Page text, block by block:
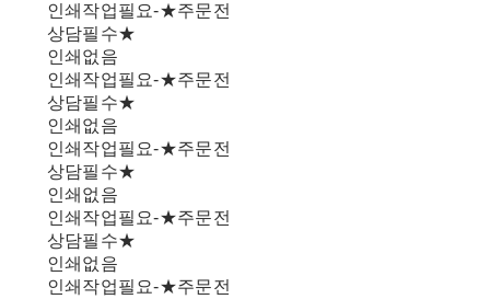
인쇄작업필요-★주문전
상담필수★
인쇄없음
인쇄작업필요-★주문전
상담필수★
인쇄없음
인쇄작업필요-★주문전
상담필수★
인쇄없음
인쇄작업필요-★주문전
상담필수★
인쇄없음
인쇄작업필요-★주문전